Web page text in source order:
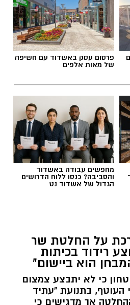
פרסום עסק באשדוד עם חשיפה
של מאות אלפים
מחפשים עבודה באשדוד
והסביבה? כנסו ללוח הדרושים
הגדול של אשדוד נט
על החלטת שר
רידוד בכיתות
הוא ביישום"
כי לא יתבצע צמצום
העוטף, בתנועת "עתיד
אך מדגישים כי